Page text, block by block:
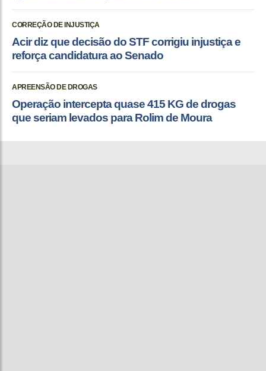
CORREÇÃO DE INJUSTIÇA
Acir diz que decisão do STF corrigiu injustiça e
reforça candidatura ao Senado
APREENSÃO DE DROGAS
Operação intercepta quase 415 KG de drogas
que seriam levados para Rolim de Moura